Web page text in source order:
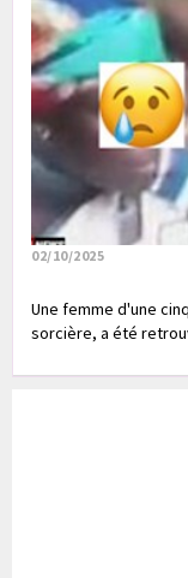
02/10/2025
Une femme d'une
sorcière, a été